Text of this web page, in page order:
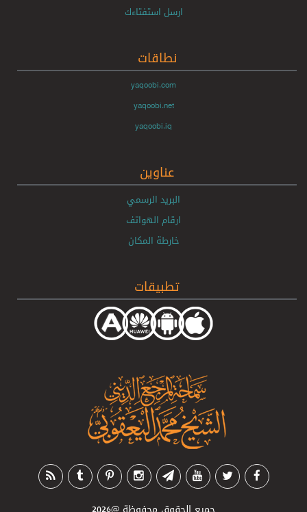
ارسل استفتاءك
نطاقات
yaqoobi.com
yaqoobi.net
yaqoobi.iq
عناوين
البريد الرسمي
ارقام الهواتف
خارطة المكان
تطبيقات